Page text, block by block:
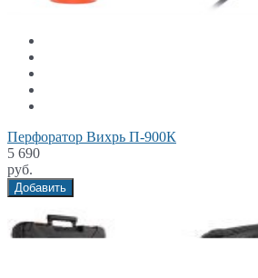
Перфоратор Вихрь П-900К
5 690
руб.
Добавить